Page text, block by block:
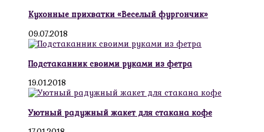
Кухонные прихватки «Веселый фургончик»
09.07.2018
Подстаканник своими руками из фетра
19.01.2018
Уютный радужный жакет для стакана кофе